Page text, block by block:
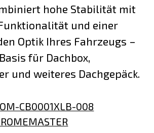
hohe Stabilität mit
und einer
Optik Ihres Fahrzeugs –
für Dachbox,
und weiteres Dachgepäck.
OM-CB0001XLB-008